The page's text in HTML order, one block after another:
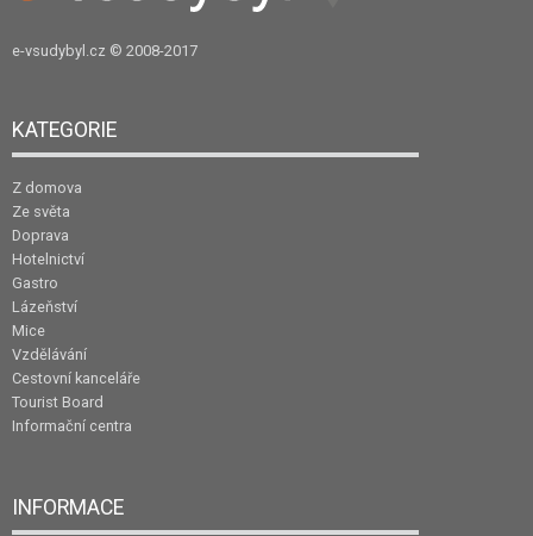
e-vsudybyl.cz © 2008-2017
KATEGORIE
Z domova
Ze světa
Doprava
Hotelnictví
Gastro
Lázeňství
Mice
Vzdělávání
Cestovní kanceláře
Tourist Board
Informační centra
INFORMACE